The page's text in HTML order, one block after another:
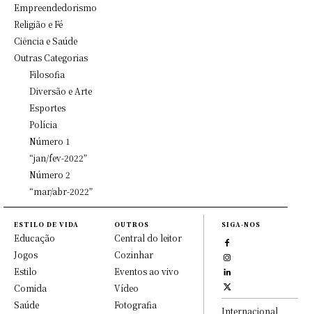
Empreendedorismo
Religião e Fé
Ciência e Saúde
Outras Categorias
Filosofia
Diversão e Arte
Esportes
Polícia
Número 1
“jan/fev-2022”
Número 2
“mar/abr-2022”
ESTILO DE VIDA
Educação
Jogos
Estilo
Comida
Saúde
OUTROS
Central do leitor
Cozinhar
Eventos ao vivo
Vídeo
Fotografia
SIGA-NOS
Internacional